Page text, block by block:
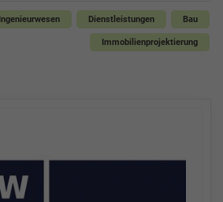
Ingenieurwesen Dienstleistungen Bau
Immobilienprojektierung